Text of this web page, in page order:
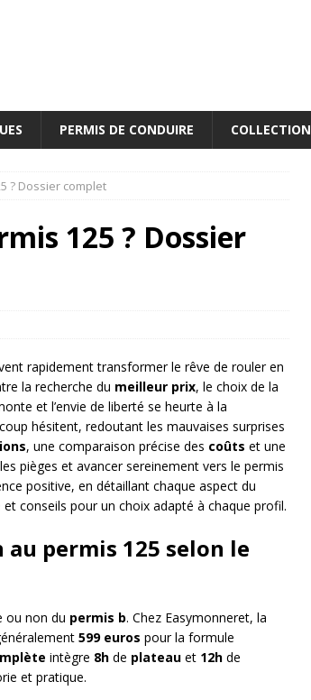
PERMIS DE CONDUIRE COLLECTION
? Dossier complet
125 ? Dossier
rapidement transformer le rêve de rouler en
la recherche du meilleur prix, le choix de la
et l’envie de liberté se heurte à la
hésitent, redoutant les mauvaises surprises
, une comparaison précise des coûts et une
pièges et avancer sereinement vers le permis
positive, en détaillant chaque aspect du
conseils pour un choix adapté à chaque profil.
permis 125 selon le
ou non du permis b. Chez Easymonneret, la
599 euros pour la formule
intègre 8h de plateau et 12h de
et pratique.